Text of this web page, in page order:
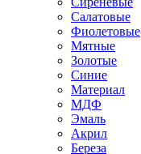
Салатовые
Фиолетовые
Мятные
Золотые
Синие
Материал
МДФ
Эмаль
Акрил
Береза